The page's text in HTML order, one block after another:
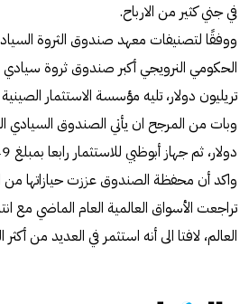
في جني كثير من الارباح.
ووفقًا لتصنيفات معهد صندوق الثروة
تريليون دولار، تليه مؤسسة الاستثمار الصينية
دولار، ثم جهاز أبوظبي للاستثمار رابعا بمبلغ 649 مليار دولار.
واكد أن محفظة الصندوق عززت حيازاتها من
تراجعت الأسواق العالمية العام الماضي مع
العالم، لافتا الى أنه استثمر في العديد من أكثر